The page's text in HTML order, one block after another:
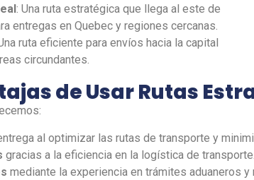
: Una ruta estratégica que llega al este de
entregas en Quebec y regiones cercanas.
ruta eficiente para envíos hacia la capital
circundantes.
de Usar Rutas
al optimizar las rutas de transporte y
gracias a la eficiencia en la logística de transporte.
mediante la experiencia en trámites aduaneros y